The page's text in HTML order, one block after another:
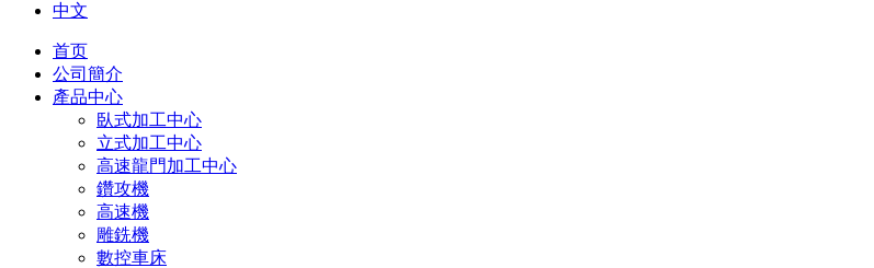
中文
首页
公司簡介
產品中心
臥式加工中心
立式加工中心
高速龍門加工中心
鑽攻機
高速機
雕銑機
數控車床